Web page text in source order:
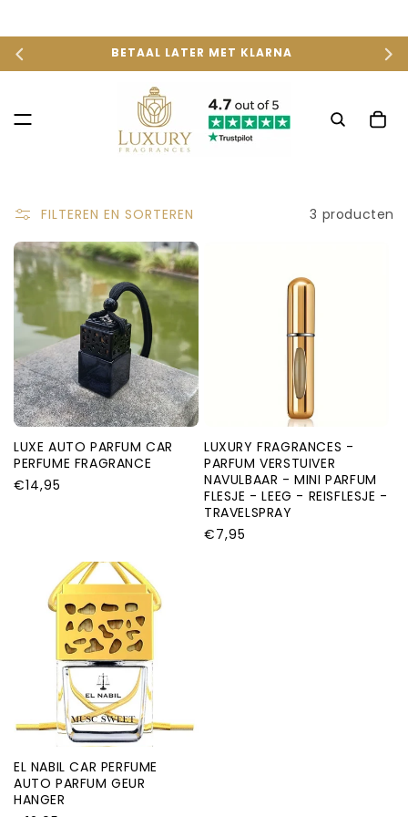
CONTENT
BETAAL LATER MET KLARNA
FILTEREN EN SORTEREN 3 producten
LUXE AUTO PARFUM CAR
PERFUME FRAGRANCE
Normale
€14,95
LUXURY FRAGRANCES -
PARFUM VERSTUIVER
NAVULBAAR - MINI PARFUM
FLESJE - LEEG - REISFLESJE -
TRAVELSPRAY
Normale
€7,95
EL NABIL CAR PERFUME
AUTO PARFUM GEUR
HANGER